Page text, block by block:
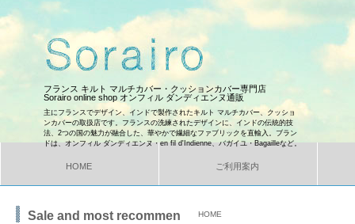
フランス キルト マルチカバー・クッションカバー専門店
Sorairo online shop オンフィル ダンディエンヌ通販
主にフランスでデザイン、インドで製作されたキルト マルチカバー、クッショ
ンカバーの取扱店です。フランスの洗練されたデザインに、インドの伝統的技
法、2つの国の魅力が融合した、華やかで繊細なファブリックを直輸入。ブラン
ドは、オンフィル ダンディエンヌ・en fil d'Indienne、バガイユ・Bagailleなど。
HOME ご利用案内
HOME
Sale and most recommen